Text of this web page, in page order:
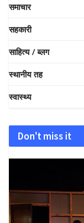
समाचार
सहकारी
साहित्य / ब्लग
स्थानीय तह
स्वास्थ्य
Don't miss it